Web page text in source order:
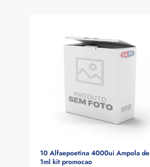
10 Alfaepoetina 4000ui Ampola de
1ml kit promocao